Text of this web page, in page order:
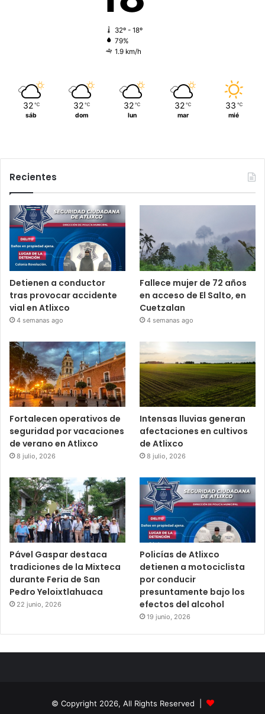
32º - 18º
79%
1.9 km/h
32 ℃
sáb
32 ℃
dom
32 ℃
lun
32 ℃
mar
33 ℃
mié
Recientes
Detienen a conductor
tras provocar accidente
vial en Atlixco
4 semanas ago
Fallece mujer de 72 años
en acceso de El Salto, en
Cuetzalan
4 semanas ago
Fortalecen operativos de
seguridad por vacaciones
de verano en Atlixco
8 julio, 2026
Intensas lluvias generan
afectaciones en cultivos
de Atlixco
8 julio, 2026
Pável Gaspar destaca
tradiciones de la Mixteca
durante Feria de San
Pedro Yeloixtlahuaca
22 junio, 2026
Policías de Atlixco
detienen a motociclista
por conducir
presuntamente bajo los
efectos del alcohol
19 junio, 2026
© Copyright 2026, All Rights Reserved |